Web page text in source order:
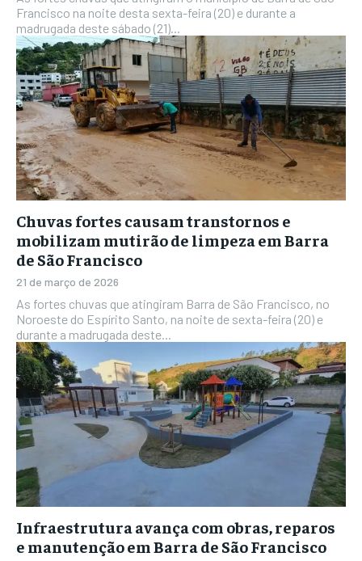
Francisco na noite desta sexta-feira (20) e durante a
madrugada deste sábado (21)...
Chuvas fortes causam transtornos e
mobilizam mutirão de limpeza em Barra
de São Francisco
21 de março de 2026
As fortes chuvas que atingiram Barra de São Francisco, no
Noroeste do Espírito Santo, na noite de sexta-feira (20) e
durante a madrugada deste...
Infraestrutura avança com obras, reparos
e manutenção em Barra de São Francisco